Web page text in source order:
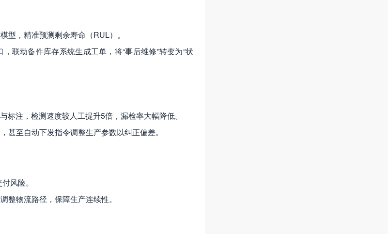
型，精准预测剩余寿命（RUL）。
联动备件库存系统生成工单，将“事后维修”转变为“状
标注，检测速度较人工提升5倍，漏检率大幅降低。
甚至自动下发指令调整生产参数以纠正偏差。
风险。
整物流路径，保障生产连续性。